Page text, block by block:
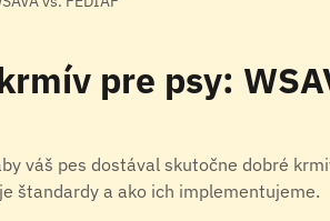
pre psy:
váš pes dostával skutočne dobré
štandardy a ako ich implementujeme.